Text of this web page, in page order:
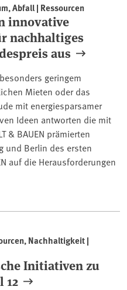
Abfall | Ressourcen
innovative
nachhaltiges
aus
geringem
Mieten oder das
mit energiesparsamer
Ideen antworten die mit
& BAUEN prämierten
und Berlin des ersten
auf die Herausforderungen
Nachhaltigkeit |
Initiativen zu
12